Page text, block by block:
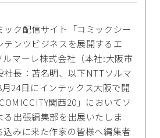
ック配信サイト「コミックシー
テンツビジネスを展開するエ
ルマーレ株式会社（本社:大阪市
社長：苫名明、以下NTTソルマ
24日にインテックス大阪で開
関西20」においてソ
る出張編集部を出展いたしま
込みに来た作家の皆様へ編集者